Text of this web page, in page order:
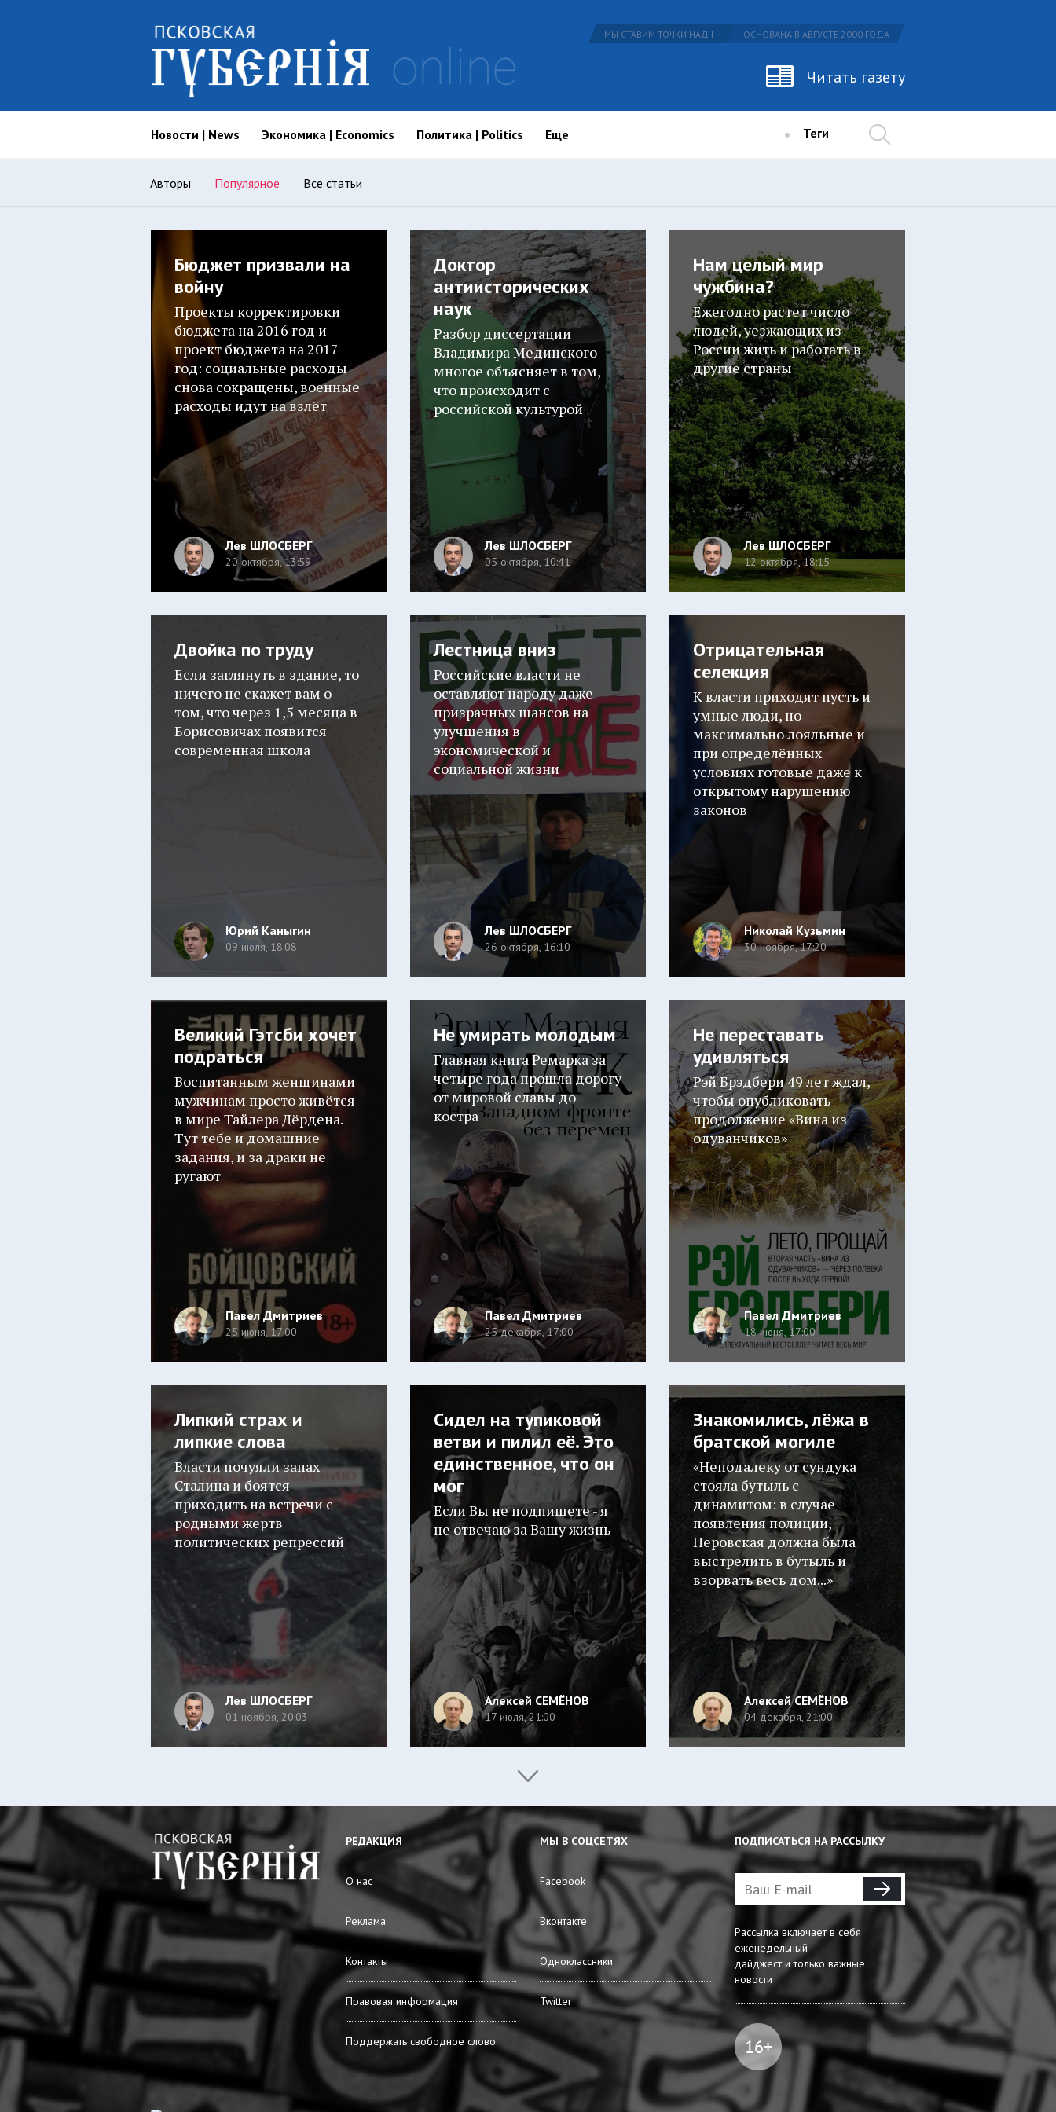
МЫ СТАВИМ ТОЧКИ НАД I ОСНОВАНА В АВГУСТЕ 2000 ГОДА
Читать газету
Новости | News Экономика | Economics Политика | Politics Еще Теги
Авторы Популярное Все статьи
Бюджет призвали на
войну
Проекты корректировки
бюджета на 2016 год и
проект бюджета на 2017
год: социальные расходы
снова сокращены, военные
расходы идут на взлёт
Лев ШЛОСБЕРГ
20 октября, 13:59
Доктор
антиисторических
наук
Разбор диссертации
Владимира Мединского
многое объясняет в том,
что происходит с
российской культурой
Лев ШЛОСБЕРГ
05 октября, 10:41
Нам целый мир
чужбина?
Ежегодно растет число
людей, уезжающих из
России жить и работать в
другие страны
Лев ШЛОСБЕРГ
12 октября, 18:15
Двойка по труду
Если заглянуть в здание, то
ничего не скажет вам о
том, что через 1,5 месяца в
Борисовичах появится
современная школа
Юрий Каныгин
09 июля, 18:08
Лестница вниз
Российские власти не
оставляют народу даже
призрачных шансов на
улучшения в
экономической и
социальной жизни
Лев ШЛОСБЕРГ
26 октября, 16:10
Отрицательная
селекция
К власти приходят пусть и
умные люди, но
максимально лояльные и
при определённых
условиях готовые даже к
открытому нарушению
законов
Николай Кузьмин
30 ноября, 17:20
Великий Гэтсби хочет
подраться
Воспитанным женщинами
мужчинам просто живётся
в мире Тайлера Дёрдена.
Тут тебе и домашние
задания, и за драки не
ругают
Павел Дмитриев
25 июня, 17:00
Не умирать молодым
Главная книга Ремарка за
четыре года прошла дорогу
от мировой славы до
костра
Павел Дмитриев
25 декабря, 17:00
Не переставать
удивляться
Рэй Брэдбери 49 лет ждал,
чтобы опубликовать
продолжение «Вина из
одуванчиков»
Павел Дмитриев
18 июня, 17:00
Липкий страх и
липкие слова
Власти почуяли запах
Сталина и боятся
приходить на встречи с
родными жертв
политических репрессий
Лев ШЛОСБЕРГ
01 ноября, 20:03
Сидел на тупиковой
ветви и пилил её. Это
единственное, что он
мог
Если Вы не подпишете - я
не отвечаю за Вашу жизнь
Алексей СЕМЁНОВ
17 июля, 21:00
Знакомились, лёжа в
братской могиле
«Неподалеку от сундука
стояла бутыль с
динамитом: в случае
появления полиции,
Перовская должна была
выстрелить в бутыль и
взорвать весь дом...»
Алексей СЕМЁНОВ
04 декабря, 21:00
РЕДАКЦИЯ
О нас
Реклама
Контакты
Правовая информация
Поддержать свободное слово
МЫ В СОЦСЕТЯХ
Facebook
Вконтакте
Одноклассники
Twitter
ПОДПИСАТЬСЯ НА РАССЫЛКУ
Рассылка включает в себя
еженедельный
дайджест и только важные
новости